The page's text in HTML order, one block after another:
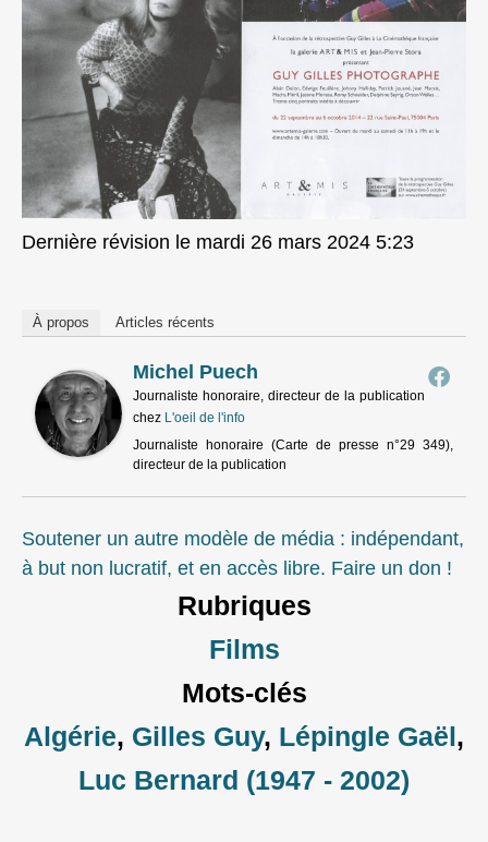
Dernière révision le mardi 26 mars 2024 5:23
À propos Articles récents
Michel Puech
Journaliste honoraire, directeur de la publication
chez L'oeil de l'info
Journaliste honoraire (Carte de presse n°29 349),
directeur de la publication
Soutener un autre modèle de média : indépendant,
à but non lucratif, et en accès libre. Faire un don !
Rubriques
Films
Mots-clés
Algérie, Gilles Guy, Lépingle Gaël,
Luc Bernard (1947 - 2002)